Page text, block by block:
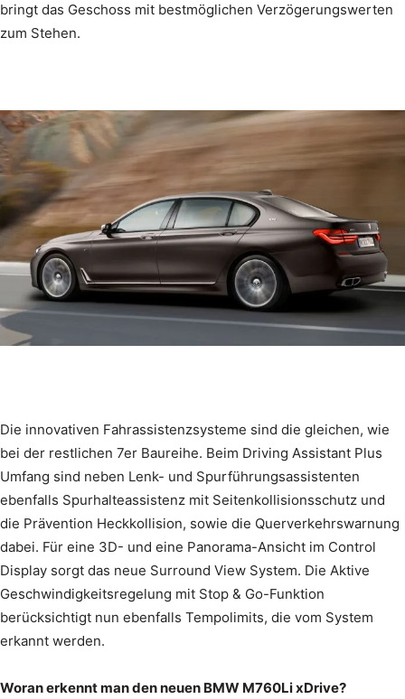
bringt das Geschoss mit bestmöglichen Verzögerungswerten
zum Stehen.
Die innovativen Fahrassistenzsysteme sind die gleichen, wie
bei der restlichen 7er Baureihe. Beim Driving Assistant Plus
Umfang sind neben Lenk- und Spurführungsassistenten
ebenfalls Spurhalteassistenz mit Seitenkollisionsschutz und
die Prävention Heckkollision, sowie die Querverkehrswarnung
dabei. Für eine 3D- und eine Panorama-Ansicht im Control
Display sorgt das neue Surround View System. Die Aktive
Geschwindigkeitsregelung mit Stop & Go-Funktion
berücksichtigt nun ebenfalls Tempolimits, die vom System
erkannt werden.
Woran erkennt man den neuen BMW M760Li xDrive?